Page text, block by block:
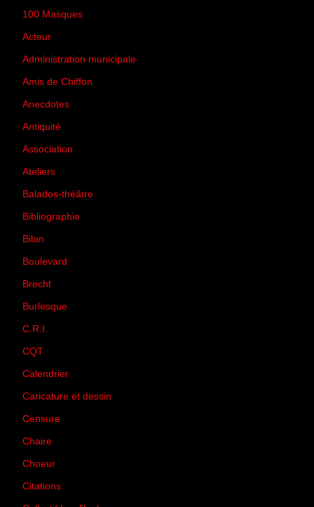
100 Masques
Acteur
Administration municipale
Amis de Chiffon
Anecdotes
Antiquité
Association
Ateliers
Balados-théâtre
Bibliographie
Bilan
Boulevard
Brecht
Burlesque
C.R.I.
CQT
Calendrier
Caricature et dessin
Censure
Chaire
Choeur
Citations